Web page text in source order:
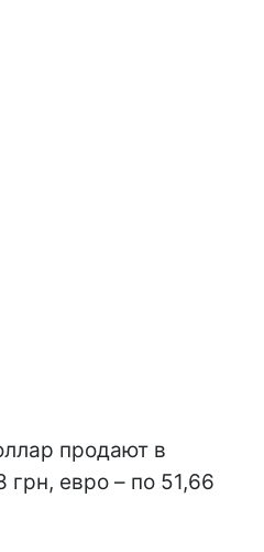
продают в
евро – по 51,66